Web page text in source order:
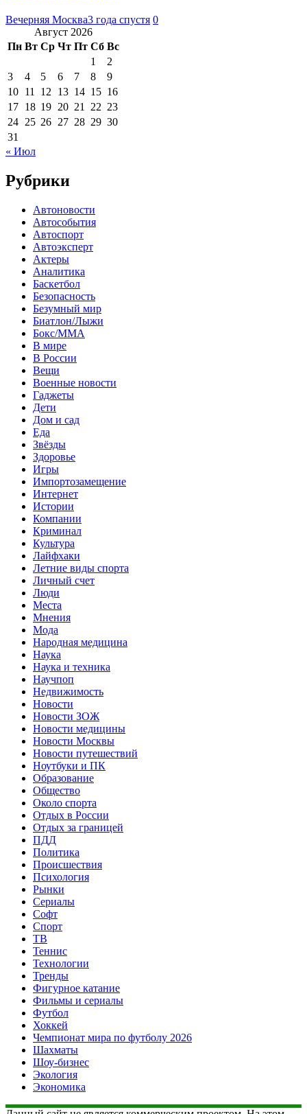
Вечерняя Москва3 года спустя 0
Август 2026
Пн Вт Ср Чт Пт Сб Вс
1
2
3
4 5 6 7 8
9
10 11 12 13 14 15 16
17 18 19 20 21 22 23
24 25 26 27 28 29 30
31
« Июл
Рубрики
Автоновости
Автособытия
Автоспорт
Автоэксперт
Актеры
Аналитика
Баскетбол
Безопасность
Безумный мир
Биатлон/Лыжи
Бокс/MMA
В мире
В России
Вещи
Военные новости
Гаджеты
Дети
Дом и сад
Еда
Звёзды
Здоровье
Игры
Импортозамещение
Интернет
Истории
Компании
Криминал
Культура
Лайфхаки
Летние виды спорта
Личный счет
Люди
Места
Мнения
Мода
Народная медицина
Наука
Наука и техника
Научпоп
Недвижимость
Новости
Новости ЗОЖ
Новости медицины
Новости Москвы
Новости путешествий
Ноутбуки и ПК
Образование
Общество
Около спорта
Отдых в России
Отдых за границей
ПДД
Политика
Происшествия
Психология
Рынки
Сериалы
Софт
Спорт
ТВ
Теннис
Технологии
Тренды
Фигурное катание
Фильмы и сериалы
Футбол
Хоккей
Чемпионат мира по футболу 2026
Шахматы
Шоу-бизнес
Экология
Экономика